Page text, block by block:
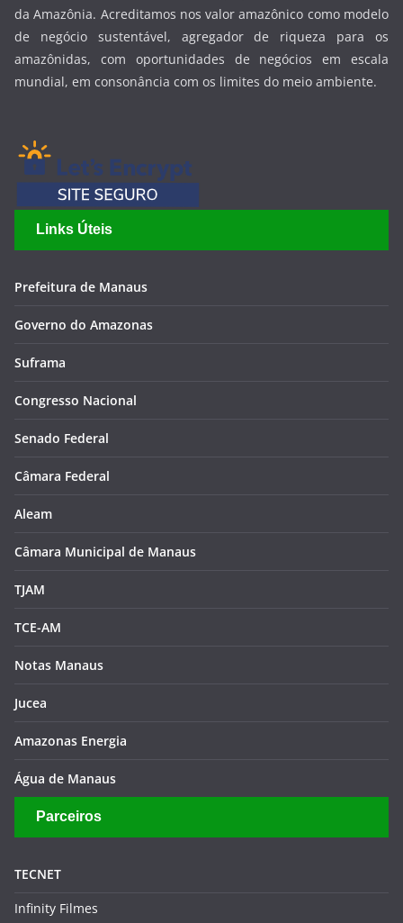
da Amazônia. Acreditamos nos valor amazônico como modelo
de negócio sustentável, agregador de riqueza para os
amazônidas, com oportunidades de negócios em escala
mundial, em consonância com os limites do meio ambiente.
Links Úteis
Prefeitura de Manaus
Governo do Amazonas
Suframa
Congresso Nacional
Senado Federal
Câmara Federal
Aleam
Câmara Municipal de Manaus
TJAM
TCE-AM
Notas Manaus
Jucea
Amazonas Energia
Água de Manaus
Parceiros
TECNET
Infinity Filmes